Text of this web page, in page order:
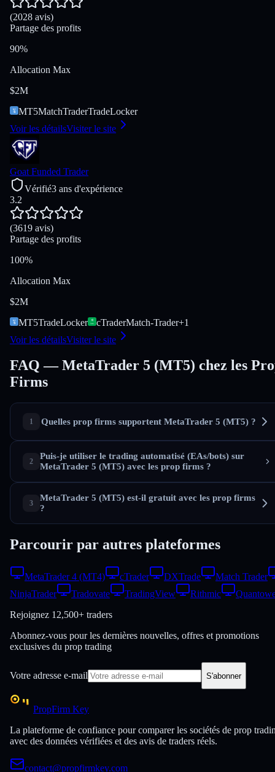
(2028 avis)
Partage des profits
90%
Allocation Max
$2M
MT5MatchTraderTradeLocker
Voir les détailsVisiter le site
Goat Funded Trader
Vérifié3 ans d'expérience
3.2
(3619 avis)
Partage des profits
100%
Allocation Max
$2M
MT5TradeLocker cTraderMatch-Trader+1
Voir les détailsVisiter le site
FAQ — MetaTrader 5 (MT5) chez les
Firms
Quelles prop firms supportent MetaTrader 5 (MT5) ?
Puis-je utiliser le trading automatisé (EAs/bots) sur
MetaTrader 5 (MT5) avec les prop firms ?
MetaTrader 5 (MT5) est-il gratuit avec les prop firms
?
Parcourir par autres plateformes
MetaTrader 4 (MT4) cTrader DXTrade
Match Trader
NinjaTrader
Tradovate TradingView Rithmic
Rejoignez 12,500+ traders
Abonnez-vous pour les dernières nouvelles, offres et promotions
exclusives du prop trading
Votre adresse e-mail S'abonner
PropFirm Key
La plateforme de confiance pour comparer les sociétés de prop
avec des données vérifiées et des avis de traders réels.
contact@propfirmkey.com